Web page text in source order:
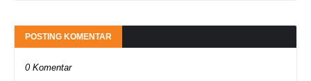
POSTING KOMENTAR
0 Komentar